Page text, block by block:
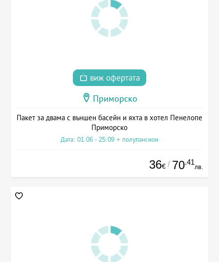
виж офертата
Приморско
Пакет за двама с външен басейн и яхта в хотел Пенелопе
Приморско
Дата: 01.06 - 25.09 + полупансион
36€ / 70.41
лв.